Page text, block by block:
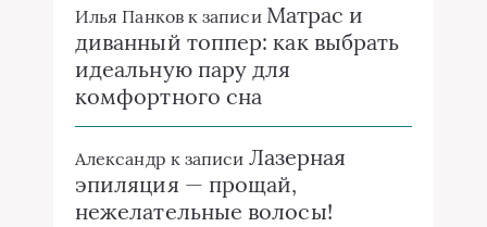
Илья Панковк записи Матрас и
диванный топпер: как выбрать
идеальную пару для
комфортного сна
Александр к записи Лазерная
эпиляция — прощай,
нежелательные волосы!